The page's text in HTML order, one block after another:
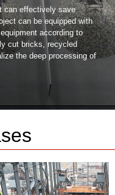
can effectively save
can be equipped with
according to
cut bricks, recycled
the deep processing of